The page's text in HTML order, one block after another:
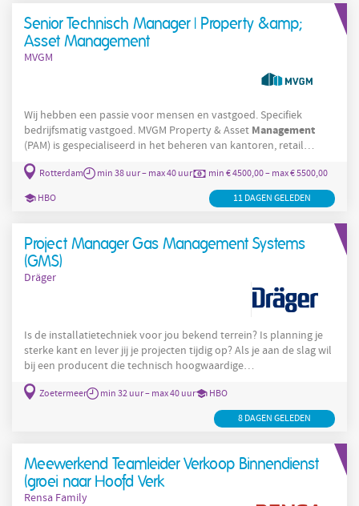
Senior Technisch Manager | Property &amp;
Asset Management
MVGM
Wij hebben een passie voor mensen en vastgoed. Specifiek
bedrijfsmatig vastgoed. MVGM Property & Asset Management
(PAM) is gespecialiseerd in het beheren van kantoren, retail
vastgoed, logistieke panden en hotels. Door oog te houden voor
een goede relatie met huurders en eigenaars, leveren wij een
bijdrage aan een duurzame gebouwde omgeving. Als Senior
Technisch
ben jij een zeer belangrijke spil in de realisatie
Rotterdam min 38 uur – max 40 uur min € 4500,00 – max € 5500,00
HBO 11 DAGEN GELEDEN
Project Manager Gas Management Systems
(GMS)
Dräger
Is de installatietechniek voor jou bekend terrein? Is planning je
sterke kant en lever jij je projecten tijdig op? Als je aan de slag wil
bij een producent die technisch hoogwaardige
gasdistributiesystemen in ziekenhuizen installeert, dan komen
zorg je ervoor dat de projecten voor deze
gasdistributiesystemen zo optimaal mogelijk binnen de
afgesproken tijd en budget worden gerealiseerd. De projecten die
je
Zoetermeer min 32 uur – max 40 uur HBO
8 DAGEN GELEDEN
Meewerkend Teamleider Verkoop Binnendienst
(groei naar Hoofd Verk
Rensa Family